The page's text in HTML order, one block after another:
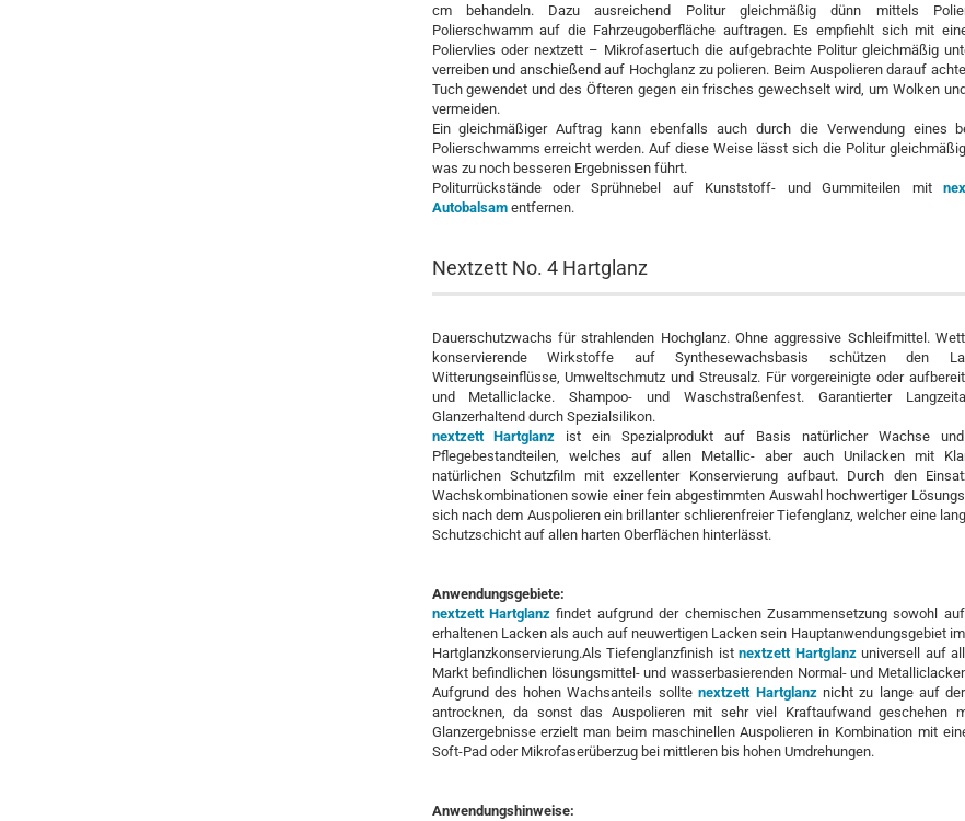
cm behandeln. Dazu ausreichend Politur gleichmäßig dünn mittels
Polierschwamm auf die Fahrzeugoberfläche auftragen. Es empfiehlt sich mit
Poliervlies oder nextzett – Mikrofasertuch die aufgebrachte Politur gleichmäßig
verreiben und anschießend auf Hochglanz zu polieren. Beim Auspolieren darauf
Tuch gewendet und des Öfteren gegen ein frisches gewechselt wird, um Wolken
vermeiden.
Ein gleichmäßiger Auftrag kann ebenfalls auch durch die Verwendung eines
Polierschwamms erreicht werden. Auf diese Weise lässt sich die Politur
was zu noch besseren Ergebnissen führt.
Politurrückstände oder Sprühnebel auf Kunststoff- und Gummiteilen mit
Autobalsam entfernen.
Nextzett No. 4 Hartglanz
Dauerschutzwachs für strahlenden Hochglanz. Ohne aggressive Schleifmittel.
konservierende Wirkstoffe auf Synthesewachsbasis schützen den
Witterungseinflüsse, Umweltschmutz und Streusalz. Für vorgereinigte oder
und Metalliclacke. Shampoo- und Waschstraßenfest. Garantierter
Glanzerhaltend durch Spezialsilikon.
nextzett Hartglanz ist ein Spezialprodukt auf Basis natürlicher Wachse und
Pflegebestandteilen, welches auf allen Metallic- aber auch Unilacken mit
natürlichen Schutzfilm mit exzellenter Konservierung aufbaut. Durch den
Wachskombinationen sowie einer fein abgestimmten Auswahl hochwertiger
sich nach dem Auspolieren ein brillanter schlierenfreier Tiefenglanz, welcher eine
Schutzschicht auf allen harten Oberflächen hinterlässt.
Anwendungsgebiete:
nextzett Hartglanzfindet aufgrund der chemischen Zusammensetzung sowohl
erhaltenen Lacken als auch auf neuwertigen Lacken sein Hauptanwendungsgebiet
Hartglanzkonservierung.Als Tiefenglanzfinish istnextzett Hartglanzuniversell auf
Markt befindlichen lösungsmittel- und wasserbasierenden Normal- und
Aufgrund des hohen Wachsanteils solltenextzett Hartglanz nicht zu lange auf
antrocknen, da sonst das Auspolieren mit sehr viel Kraftaufwand geschehen
Glanzergebnisse erzielt man beim maschinellen Auspolieren in Kombination mit
Soft-Pad oder Mikrofaserüberzug bei mittleren bis hohen Umdrehungen.
Anwendungshinweise: